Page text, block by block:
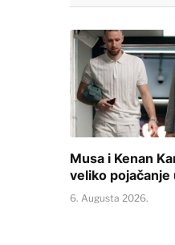
Musa i Kenan
veliko pojačanje
6. Augusta 2026.